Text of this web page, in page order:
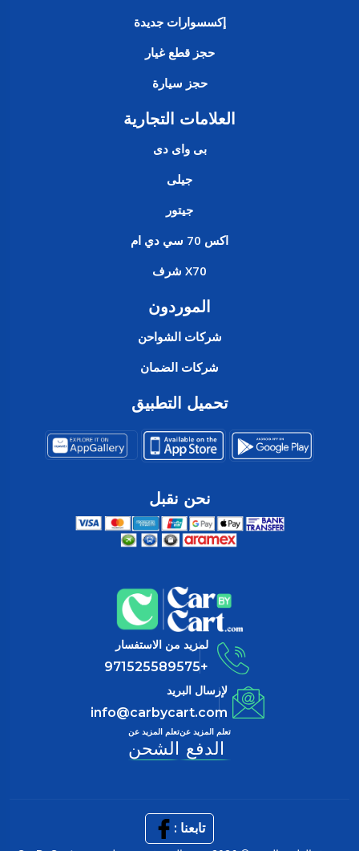
إكسسوارات جديدة
حجز قطع غيار
حجز سيارة
العلامات التجارية
بى واى دى
جيلى
جيتور
اكس 70 سي دي ام
X70 شرف
الموردون
شركات الشواحن
شركات الضمان
تحميل التطبيق
نحن نقبل
لمزيد من الاستفسار
+971525589575
لإرسال البريد
info@carbycart.com
تعلم المزيد عن
الدفع
تعلم المزيد عن
الشحن
تابعنا :